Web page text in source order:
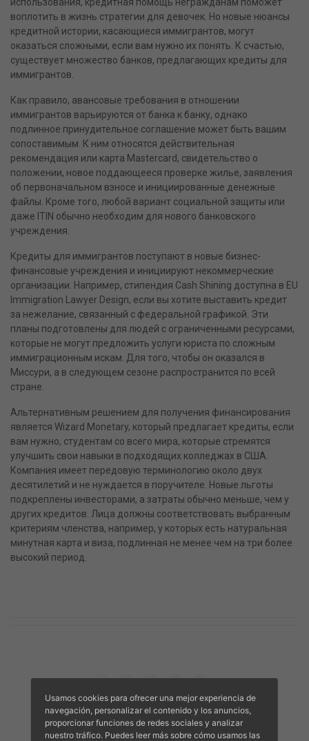
воплотить в жизнь стратегии для девочек. Но новые нюансы
кредитной истории, касающиеся иммигрантов, могут
оказаться сложными, если вам нужно их понять. К счастью,
существует множество банков, предлагающих кредиты для
иммигрантов.
Как правило, авансовые требования в отношении
иммигрантов варьируются от банка к банку, однако
подлинное принудительное соглашение может быть вашим
сопоставимым. К ним относятся действительная
рекомендация или карта Mastercard, свидетельство о
положении, новое поддающееся проверке жилье, заявления
об первоначальном взносе и инициированные денежные
файлы. Кроме того, любой вариант социальной защиты или
даже ITIN обычно необходим для нового банковского
учреждения.
Кредиты для иммигрантов поступают в новые бизнес-
финансовые учреждения и инициируют некоммерческие
организации. Например, стипендия Cash Shining доступна в EU
Immigration Lawyer Design, если вы хотите выставить кредит
за нежелание, связанный с федеральной графикой. Эти
планы подготовлены для людей с ограниченными ресурсами,
которые не могут предложить услуги юриста по сложным
иммиграционным искам. Для того, чтобы он оказался в
Миссури, а в следующем сезоне распространится по всей
стране.
Альтернативным решением для получения финансирования
является Wizard Monetary, который предлагает кредиты, если
вам нужно, студентам со всего мира, которые стремятся
улучшить свои навыки в подходящих колледжах в США.
Компания имеет передовую терминологию около двух
десятилетий и не нуждается в поручителе. Новые льготы
подкреплены инвесторами, а затраты обычно меньше, чем у
других кредитов. Лица должны соответствовать выбранным
критериям членства, например, у которых есть натуральная
минутная карта и виза, подлинная не менее чем на три более
высокий период.
Usamos cookies para ofrecer una mejor experiencia de
navegación, personalizar el contenido y los anuncios,
proporcionar funciones de redes sociales y analizar
nuestro tráfico. Puedes leer más sobre cómo usamos las